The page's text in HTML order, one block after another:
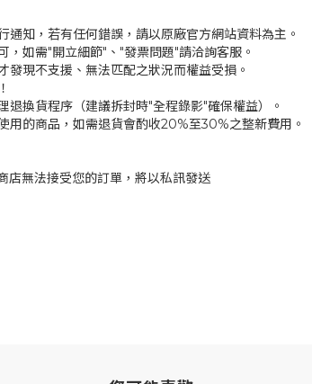
知，若有任何錯誤，請以原廠官方網站資料為主。
如需"開立細節"、"發票問題"請洽詢客服。
現不支援、無法匹配之狀況而權益受損。
換貨程序（建議拆封時"全程錄影"確保權益）。
用的商品，如需退貨會酌收20%至30%之整新費用。
店無法接受您的訂單，將以私訊發送